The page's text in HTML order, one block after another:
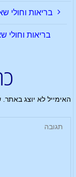
בריאות וחולי
בריאות וחולי
האימייל לא יוצג באתר.